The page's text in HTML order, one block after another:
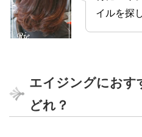
イルを探
エイジングにおす
どれ？